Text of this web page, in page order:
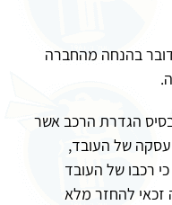
בהנחה מהחברה
הגדרת הרכב אשר
של העובד,
רכבו של העובד
זכאי להחזר מלא